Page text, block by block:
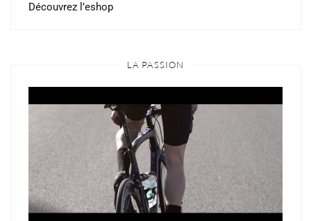
Découvrez l’eshop
LA PASSION